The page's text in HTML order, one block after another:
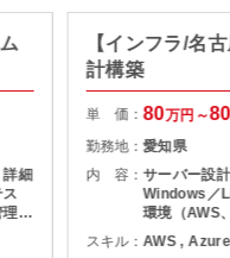
細
理
【インフラ/名
計構築
単 価：80万円～
勤務地：愛知県
内 容：サーバー設
Windows／
環境（AWS
スキル：AWS , Azure